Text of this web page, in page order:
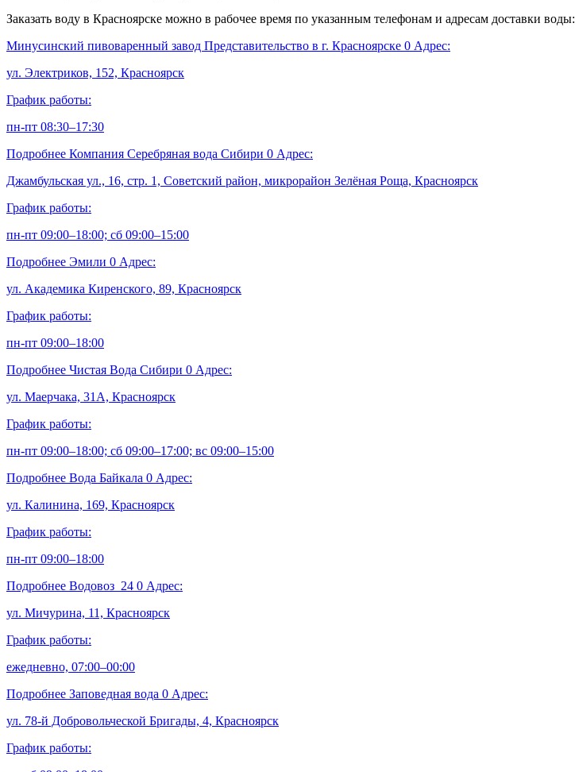
Заказать воду в Красноярске можно в рабочее время по указанным телефонам и адресам доставки воды:
Минусинский пивоваренный завод Представительство в г. Красноярске 0 Адрес:
ул. Электриков, 152, Красноярск
График работы:
пн-пт 08:30–17:30
Подробнее Компания Серебряная вода Сибири 0 Адрес:
Джамбульская ул., 16, стр. 1, Советский район, микрорайон Зелёная Роща, Красноярск
График работы:
пн-пт 09:00–18:00; сб 09:00–15:00
Подробнее Эмили 0 Адрес:
ул. Академика Киренского, 89, Красноярск
График работы:
пн-пт 09:00–18:00
Подробнее Чистая Вода Сибири 0 Адрес:
ул. Маерчака, 31А, Красноярск
График работы:
пн-пт 09:00–18:00; сб 09:00–17:00; вс 09:00–15:00
Подробнее Вода Байкала 0 Адрес:
ул. Калинина, 169, Красноярск
График работы:
пн-пт 09:00–18:00
Подробнее Водовоз_24 0 Адрес:
ул. Мичурина, 11, Красноярск
График работы:
ежедневно, 07:00–00:00
Подробнее Заповедная вода 0 Адрес:
ул. 78-й Добровольческой Бригады, 4, Красноярск
График работы: